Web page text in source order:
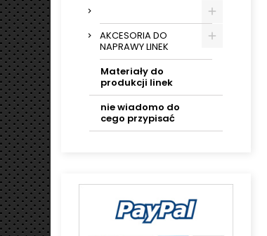
AKCESORIA DO
NAPRAWY LINEK
Materiały do
produkcji linek
nie wiadomo do
cego przypisać